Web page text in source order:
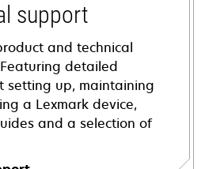
support
and technical
detailed
setting up, maintaining
a Lexmark device,
and a selection of